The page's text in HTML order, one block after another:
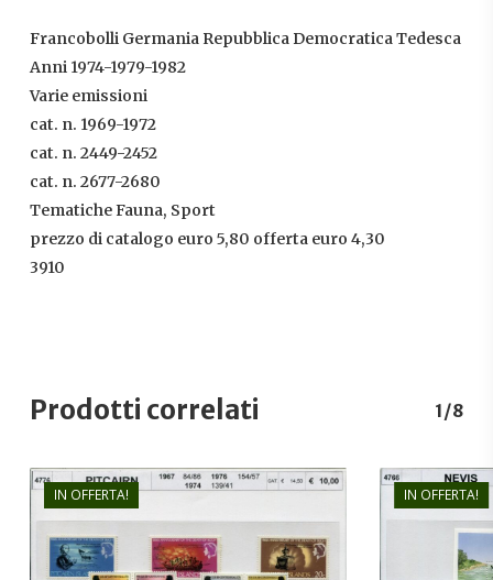
Francobolli Germania Repubblica Democratica Tedesca
Anni 1974-1979-1982
Varie emissioni
cat. n. 1969-1972
cat. n. 2449-2452
cat. n. 2677-2680
Tematiche Fauna, Sport
prezzo di catalogo euro 5,80 offerta euro 4,30
3910
Prodotti correlati 1/8
IN OFFERTA!
€10,00
IN OFFERTA!